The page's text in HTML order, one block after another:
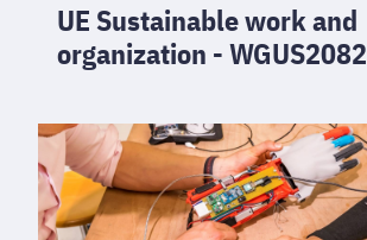
UE Sustainable work and
organization - WGUS2082